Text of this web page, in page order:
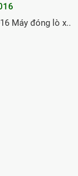
Máy đóng lò x..